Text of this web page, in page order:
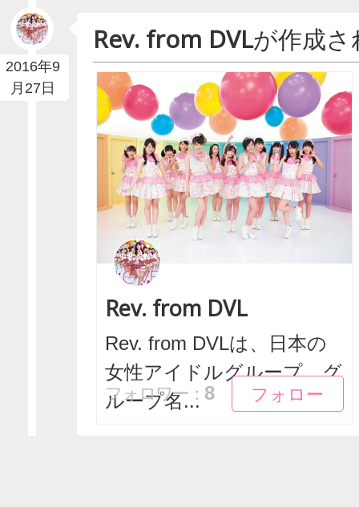
2016年9
月27日
Rev. from DVLが作成
Rev. from DVL
Rev. from DVLは、日本の
女性アイドルグループ。グ
ループ名...
フォロー
フォロー
フォロワー： 8